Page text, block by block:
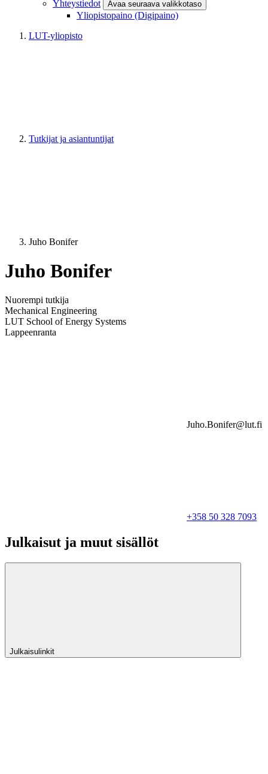
Yhteystiedot Avaa seuraava valikkotaso
Yliopistopaino (Digipaino)
LUT-yliopisto
Tutkijat ja asiantuntijat
Juho Bonifer
Juho Bonifer
Nuorempi tutkija
Mechanical Engineering
LUT School of Energy Systems
Lappeenranta
Juho.Bonifer@lut.fi
+358 50 328 7093
Julkaisut ja muut sisällöt
Julkaisulinkit